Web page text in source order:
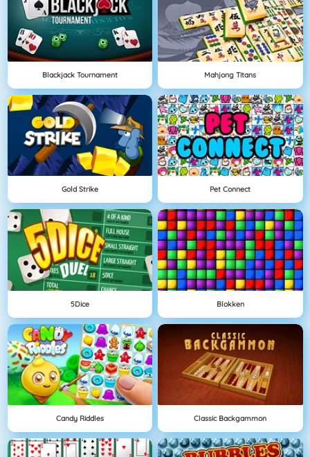
Blackjack Tournament Mahjong Titans
Gold Strike Pet Connect
5Dice Blokken
Candy Riddles Classic Backgammon